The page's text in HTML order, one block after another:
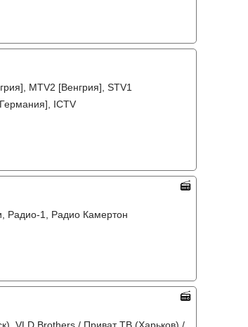
MTV2 [Венгрия], STV1
ICTV
Радио-1, Радио Камертон